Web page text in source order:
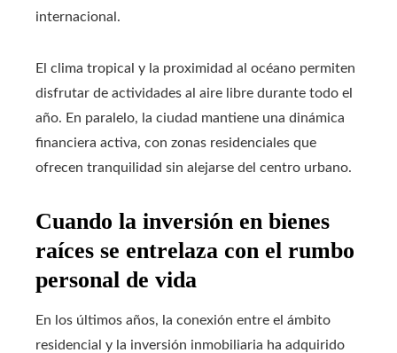
internacional.
El clima tropical y la proximidad al océano permiten
disfrutar de actividades al aire libre durante todo el
año. En paralelo, la ciudad mantiene una dinámica
financiera activa, con zonas residenciales que
ofrecen tranquilidad sin alejarse del centro urbano.
Cuando la inversión en bienes
raíces se entrelaza con el rumbo
personal de vida
En los últimos años, la conexión entre el ámbito
residencial y la inversión inmobiliaria ha adquirido